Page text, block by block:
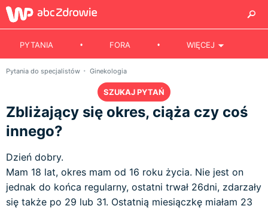
PYTANIA FORA WIĘCEJ
Pytania do specjalistów Ginekologia
SZUKAJ PYTAŃ
Zbliżający się okres, ciąża czy coś
innego?
Dzień dobry.
Mam 18 lat, okres mam od 16 roku życia. Nie jest on
jednak do końca regularny, ostatni trwał 26dni, zdarzały
się także po 29 lub 31. Ostatnią miesiączkę miałam 23